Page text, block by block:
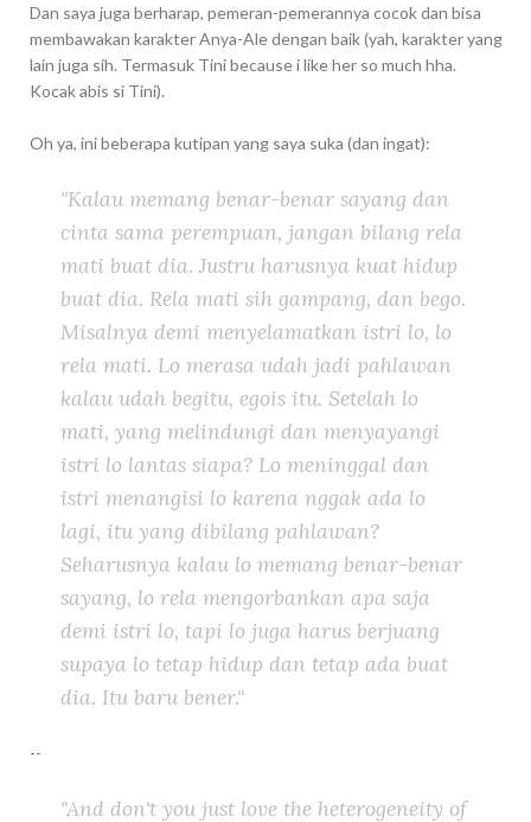
Dan saya juga berharap, pemeran-pemerannya cocok dan bisa
membawakan karakter Anya-Ale dengan baik (yah, karakter yang
lain juga sih. Termasuk Tini because i like her so much hha.
Kocak abis si Tini).
Oh ya, ini beberapa kutipan yang saya suka (dan ingat):
"Kalau memang benar-benar sayang dan
cinta sama perempuan, jangan bilang rela
mati buat dia. Justru harusnya kuat hidup
buat dia. Rela mati sih gampang, dan bego.
Misalnya demi menyelamatkan istri lo, lo
rela mati. Lo merasa udah jadi pahlawan
kalau udah begitu, egois itu. Setelah lo
mati, yang melindungi dan menyayangi
istri lo lantas siapa? Lo meninggal dan
istri menangisi lo karena nggak ada lo
lagi, itu yang dibilang pahlawan?
Seharusnya kalau lo memang benar-benar
sayang, lo rela mengorbankan apa saja
demi istri lo, tapi lo juga harus berjuang
supaya lo tetap hidup dan tetap ada buat
dia. Itu baru bener."
--
"And don't you just love the heterogeneity of